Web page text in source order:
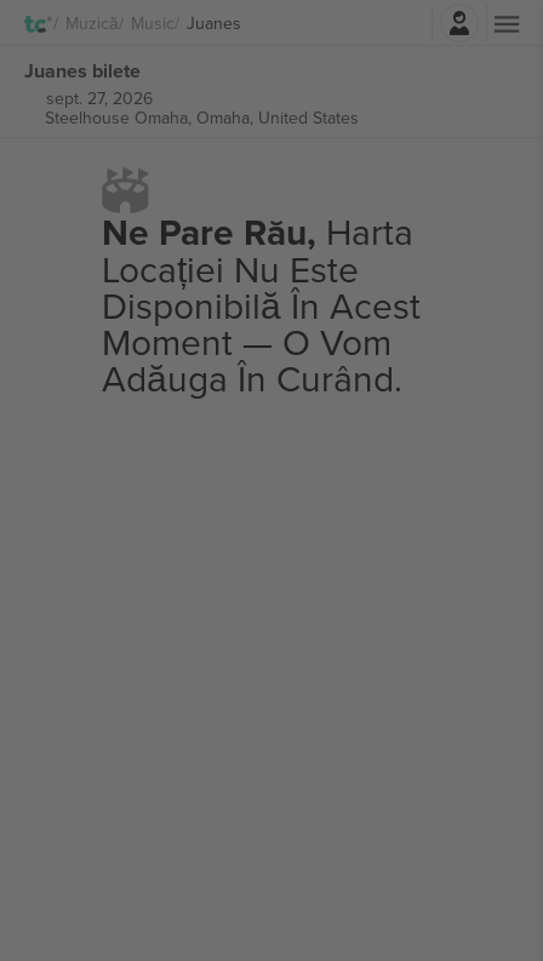
Muzică Music Juanes
Juanes bilete
sept. 27, 2026
Steelhouse Omaha, Omaha, United States
Ne Pare Rău, Harta
Locației Nu Este
Disponibilă În Acest
Moment — O Vom
Adăuga În Curând.